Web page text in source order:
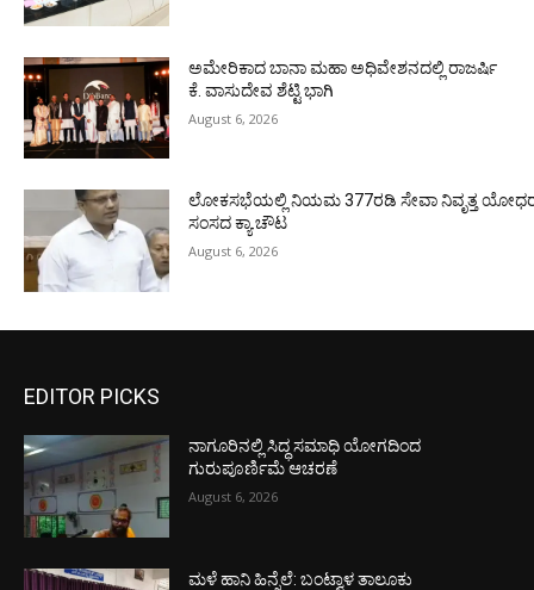
ಅಮೇರಿಕಾದ ಬಾನಾ ಮಹಾ ಅಧಿವೇಶನದಲ್ಲಿ ರಾಜರ್ಷಿ
ಕೆ. ವಾಸುದೇವ ಶೆಟ್ಟಿ ಭಾಗಿ
August 6, 2026
ಲೋಕಸಭೆಯಲ್ಲಿ ನಿಯಮ 377ರಡಿ ಸೇವಾ ನಿವೃತ್ತ
ಸಂಸದ ಕ್ಯಾ.ಚೌಟ
August 6, 2026
EDITOR PICKS
ನಾಗೂರಿನಲ್ಲಿ ಸಿದ್ಧ ಸಮಾಧಿ ಯೋಗದಿಂದ
ಗುರುಪೂರ್ಣಿಮೆ ಆಚರಣೆ
August 6, 2026
ಮಳೆ ಹಾನಿ ಹಿನ್ನೆಲೆ: ಬಂಟ್ವಾಳ ತಾಲೂಕು